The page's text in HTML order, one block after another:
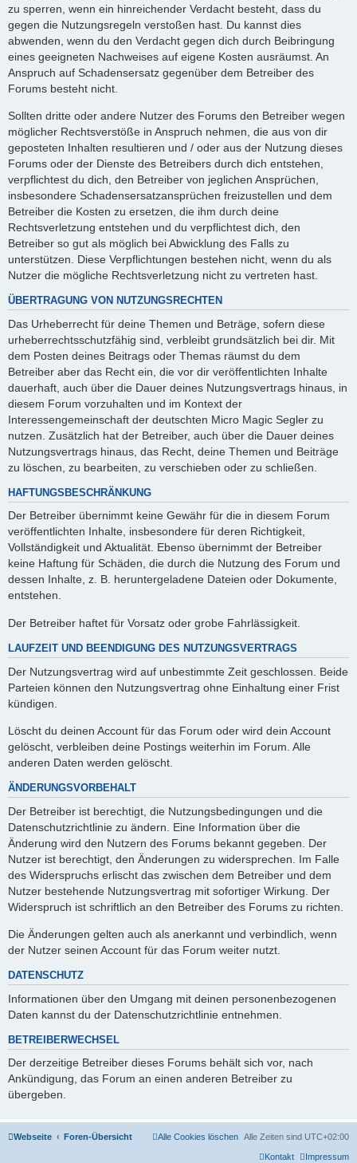
zu sperren, wenn ein hinreichender Verdacht besteht, dass du
gegen die Nutzungsregeln verstoßen hast. Du kannst dies
abwenden, wenn du den Verdacht gegen dich durch Beibringung
eines geeigneten Nachweises auf eigene Kosten ausräumst. An
Anspruch auf Schadensersatz gegenüber dem Betreiber des
Forums besteht nicht.
Sollten dritte oder andere Nutzer des Forums den Betreiber wegen
möglicher Rechtsverstöße in Anspruch nehmen, die aus von dir
geposteten Inhalten resultieren und / oder aus der Nutzung dieses
Forums oder der Dienste des Betreibers durch dich entstehen,
verpflichtest du dich, den Betreiber von jeglichen Ansprüchen,
insbesondere Schadensersatzansprüchen freizustellen und dem
Betreiber die Kosten zu ersetzen, die ihm durch deine
Rechtsverletzung entstehen und du verpflichtest dich, den
Betreiber so gut als möglich bei Abwicklung des Falls zu
unterstützen. Diese Verpflichtungen bestehen nicht, wenn du als
Nutzer die mögliche Rechtsverletzung nicht zu vertreten hast.
ÜBERTRAGUNG VON NUTZUNGSRECHTEN
Das Urheberrecht für deine Themen und Beträge, sofern diese
urheberrechtsschutzfähig sind, verbleibt grundsätzlich bei dir. Mit
dem Posten deines Beitrags oder Themas räumst du dem
Betreiber aber das Recht ein, die vor dir veröffentlichten Inhalte
dauerhaft, auch über die Dauer deines Nutzungsvertrags hinaus, in
diesem Forum vorzuhalten und im Kontext der
Interessengemeinschaft der deutschten Micro Magic Segler zu
nutzen. Zusätzlich hat der Betreiber, auch über die Dauer deines
Nutzungsvertrags hinaus, das Recht, deine Themen und Beiträge
zu löschen, zu bearbeiten, zu verschieben oder zu schließen.
HAFTUNGSBESCHRÄNKUNG
Der Betreiber übernimmt keine Gewähr für die in diesem Forum
veröffentlichten Inhalte, insbesondere für deren Richtigkeit,
Vollständigkeit und Aktualität. Ebenso übernimmt der Betreiber
keine Haftung für Schäden, die durch die Nutzung des Forum und
dessen Inhalte, z. B. heruntergeladene Dateien oder Dokumente,
entstehen.
Der Betreiber haftet für Vorsatz oder grobe Fahrlässigkeit.
LAUFZEIT UND BEENDIGUNG DES NUTZUNGSVERTRAGS
Der Nutzungsvertrag wird auf unbestimmte Zeit geschlossen. Beide
Parteien können den Nutzungsvertrag ohne Einhaltung einer Frist
kündigen.
Löscht du deinen Account für das Forum oder wird dein Account
gelöscht, verbleiben deine Postings weiterhin im Forum. Alle
anderen Daten werden gelöscht.
ÄNDERUNGSVORBEHALT
Der Betreiber ist berechtigt, die Nutzungsbedingungen und die
Datenschutzrichtlinie zu ändern. Eine Information über die
Änderung wird den Nutzern des Forums bekannt gegeben. Der
Nutzer ist berechtigt, den Änderungen zu widersprechen. Im Falle
des Widerspruchs erlischt das zwischen dem Betreiber und dem
Nutzer bestehende Nutzungsvertrag mit sofortiger Wirkung. Der
Widerspruch ist schriftlich an den Betreiber des Forums zu richten.
Die Änderungen gelten auch als anerkannt und verbindlich, wenn
der Nutzer seinen Account für das Forum weiter nutzt.
DATENSCHUTZ
Informationen über den Umgang mit deinen personenbezogenen
Daten kannst du der Datenschutzrichtlinie entnehmen.
BETREIBERWECHSEL
Der derzeitige Betreiber dieses Forums behält sich vor, nach
Ankündigung, das Forum an einen anderen Betreiber zu
übergeben.
Webseite Foren-Übersicht Alle Zeiten sind UTC+02:00
Alle Cookies löschen
Impressum
Kontakt